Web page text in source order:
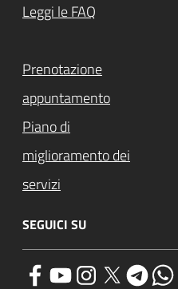
Leggi le FAQ
Prenotazione
appuntamento
Piano di
miglioramento dei
servizi
SEGUICI SU